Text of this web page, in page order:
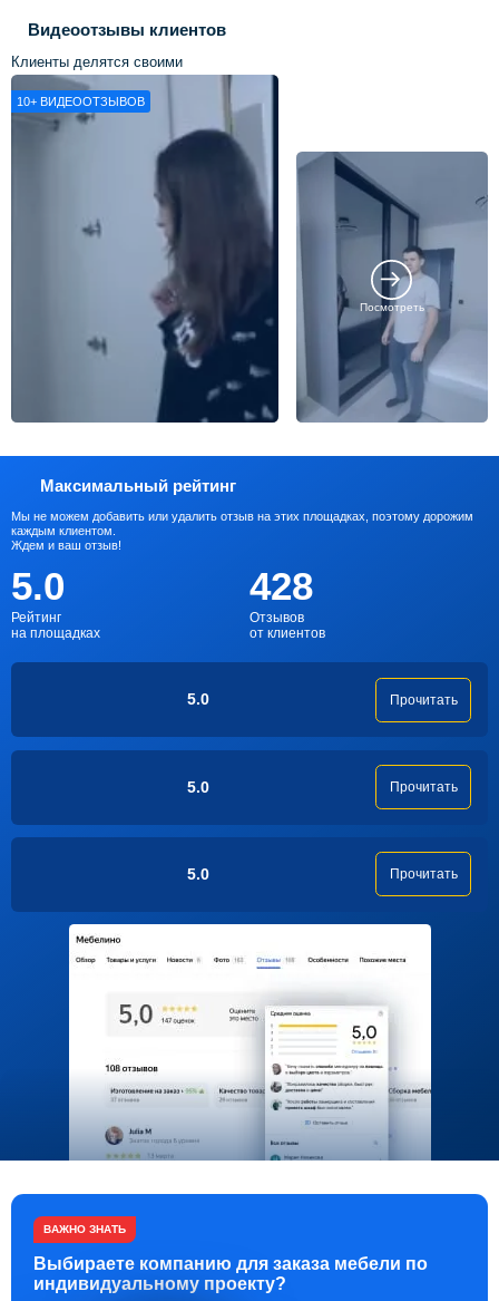
Видеоотзывы клиентов
Клиенты делятся своими
впечатлениями о нашей работе
10+ ВИДЕООТЗЫВОВ
Посмотреть
Максимальный рейтинг
Мы не можем добавить или удалить отзыв на этих площадках, поэтому дорожим
каждым клиентом.
Ждем и ваш отзыв!
5.0
Рейтинг
на площадках
428
Отзывов
от клиентов
5.0 Прочитать
5.0 Прочитать
5.0 Прочитать
ВАЖНО ЗНАТЬ
Выбираете компанию для заказа мебели по
индивидуальному проекту?